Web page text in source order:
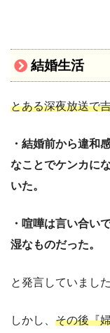
結婚生活
とある深夜放送で
・結婚前から違和
なことでケンカに
いた。
・喧嘩は言い合い
湿なものだった。
と発言していました
しかし、 その後『